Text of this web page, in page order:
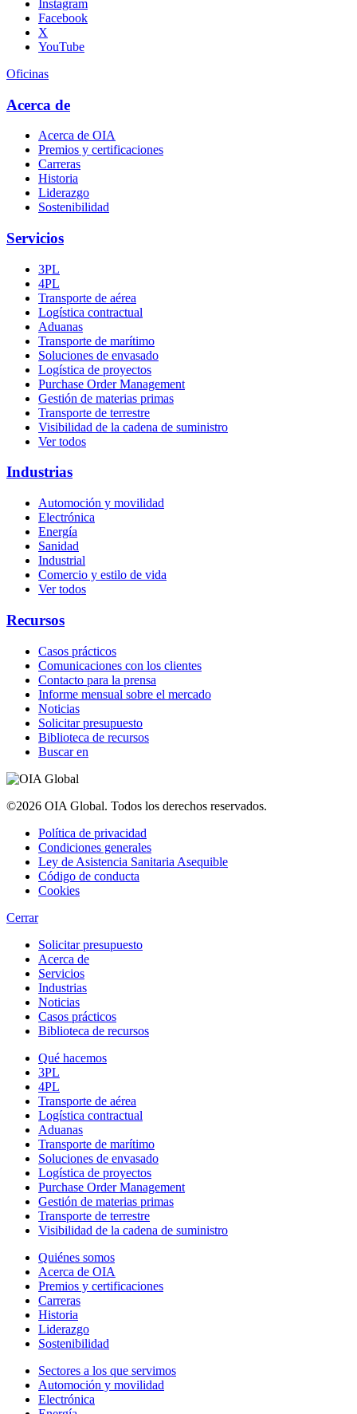
Instagram
Facebook
X
YouTube
Oficinas
Acerca de
Acerca de OIA
Premios y certificaciones
Carreras
Historia
Liderazgo
Sostenibilidad
Servicios
3PL
4PL
Transporte de aérea
Logística contractual
Aduanas
Transporte de marítimo
Soluciones de envasado
Logística de proyectos
Purchase Order Management
Gestión de materias primas
Transporte de terrestre
Visibilidad de la cadena de suministro
Ver todos
Industrias
Automoción y movilidad
Electrónica
Energía
Sanidad
Industrial
Comercio y estilo de vida
Ver todos
Recursos
Casos prácticos
Comunicaciones con los clientes
Contacto para la prensa
Informe mensual sobre el mercado
Noticias
Solicitar presupuesto
Biblioteca de recursos
Buscar en
©2026 OIA Global. Todos los derechos reservados.
Política de privacidad
Condiciones generales
Ley de Asistencia Sanitaria Asequible
Código de conducta
Cookies
Cerrar
Solicitar presupuesto
Acerca de
Servicios
Industrias
Noticias
Casos prácticos
Biblioteca de recursos
Qué hacemos
3PL
4PL
Transporte de aérea
Logística contractual
Aduanas
Transporte de marítimo
Soluciones de envasado
Logística de proyectos
Purchase Order Management
Gestión de materias primas
Transporte de terrestre
Visibilidad de la cadena de suministro
Quiénes somos
Acerca de OIA
Premios y certificaciones
Carreras
Historia
Liderazgo
Sostenibilidad
Sectores a los que servimos
Automoción y movilidad
Electrónica